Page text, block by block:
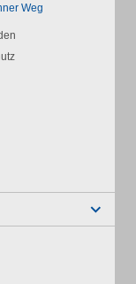
Weg